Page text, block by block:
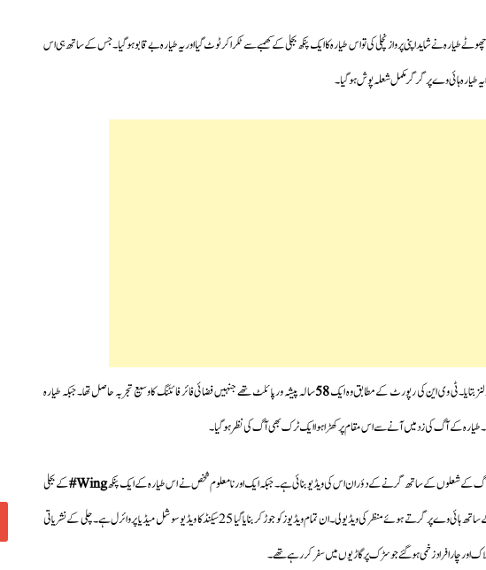
طیارہ نےشاید اپنی پرواز نچلی کی تو اس طیارہ کا ایک پنکھ بجلی کے کھمبے سے ٹکرا کر ٹوٹ گیا اور یہ طیارہ بے قابو ہوگیا۔جس کےساتھ ہی اس
طیارہ ہائی وے پر گر گر مکمل شعلہ پوش ہو گیا۔
بتایا۔ٹی وی این کی رپورٹ کےمطابق وہ ایک58سالہ پیشہ ور پائلٹ تھے جنہیں فضائی فائر فائٹنگ کا وسیع تجربہ حاصل تھا۔جبکہ طیارہ
کے آگ کی زد میں آنے سے اس مقام پر کھڑا ہوا ایک ٹرک بھی آگ کی نظر ہوگیا۔
آگ کے شعلوں کے ساتھ گرنےکے دؤران اس کی ویڈیو بنائی ہے۔جبکہ ایک اور نامعلوم شخص نے اس طیارہ کے ایک پنکھWing# کے بجلی
کے کھمبے سے ٹکرا کر ٹوٹ جانے اور بے قابو ہوکر آگ کی لپٹوں کے ساتھ ہائی وے پرگرتے ہوئےمنظر کی ویڈیو لی۔ان تمام ویڈیوز کو جوڑ کر بنایا گیا 25 سیکنڈ کا ویڈیو سوشل میڈیا پر وائرل ہے۔ چلی کے نشریاتی
اور چار افراد زخمی ہوگئے جوسڑک پر گاڑیوں میں سفر کررہے تھے۔